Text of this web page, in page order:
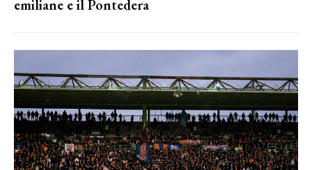
emiliane e il Pontedera